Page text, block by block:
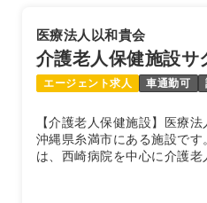
医療法人以和貴会
介護老人保健施設サ
エージェント求人 車通勤可
【介護老人保健施設】医療
沖縄県糸満市にある施設です
は、西崎病院を中心に介護老